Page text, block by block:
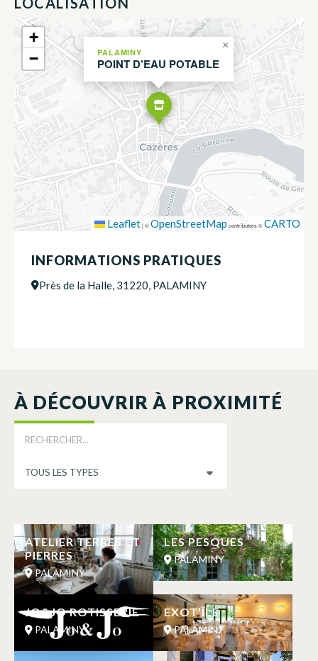
PALAMINY
POINT D’EAU POTABLE
×
+
−
Leaflet|©OpenStreetMap contributors ©CARTO
INFORMATIONS PRATIQUES
Près de la Halle, 31220, PALAMINY
À DÉCOUVRIR À PROXIMITÉ
ATELIER TERRES ET
PIERRES
PALAMINY
LES PESQUES
PALAMINY
JO&JO ROTISSERIE
PALAMINY
EXOT’ÎLE
PALAMINY